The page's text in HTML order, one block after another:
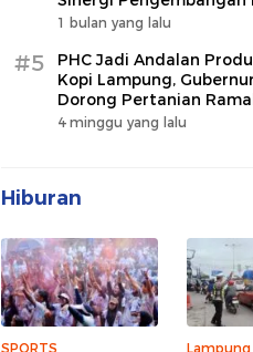
Industri dan Investasi
1 bulan yang lalu
#5
PHC Jadi Andalan
Kopi Lampung,
Dorong Pertanian
Lingkungan
4 minggu yang lalu
Hiburan
SPORTS